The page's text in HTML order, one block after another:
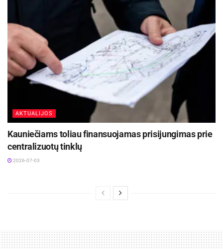
AKTUALIJOS
Kauniečiams toliau finansuojamas prisijungimas prie
centralizuotų tinklų
2026-07-03